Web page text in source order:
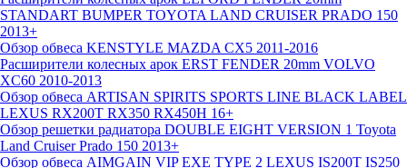
STANDART BUMPER TOYOTA LAND CRUISER PRADO 150
2013+
Обзор обвеса KENSTYLE MAZDA CX5 2011-2016
Расширители колесных арок ERST FENDER 20mm VOLVO
XC60 2010-2013
Обзор обвеса ARTISAN SPIRITS SPORTS LINE BLACK LABEL
LEXUS RX200T RX350 RX450H 16+
Обзор решетки радиатора DOUBLE EIGHT VERSION 1 Toyota
Land Cruiser Prado 150 2013+
Обзор обвеса AIMGAIN VIP EXE TYPE 2 LEXUS IS200T IS250